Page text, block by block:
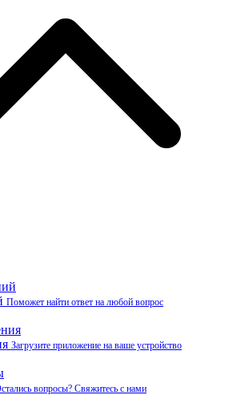
Поможет найти ответ на любой вопрос
Загрузите приложение на ваше устройство
вопросы? Свяжитесь с нами